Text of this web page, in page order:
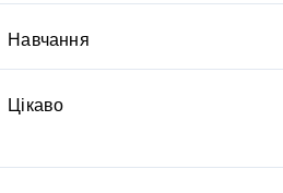
на понад 20 млн грн
Навчання
Цікаво